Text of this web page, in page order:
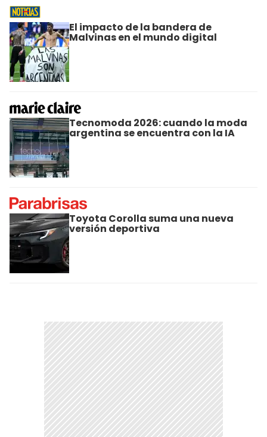
El impacto de la bandera de
Malvinas en el mundo digital
Tecnomoda 2026: cuando la moda
argentina se encuentra con la IA
Toyota Corolla suma una nueva
versión deportiva